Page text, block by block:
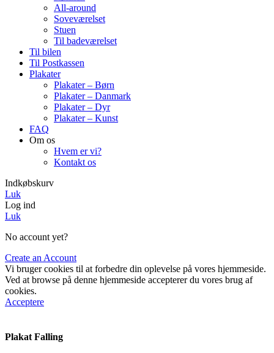
All-around
Soveværelset
Stuen
Til badeværelset
Til bilen
Til Postkassen
Plakater
Plakater – Børn
Plakater – Danmark
Plakater – Dyr
Plakater – Kunst
FAQ
Om os
Hvem er vi?
Kontakt os
Indkøbskurv
Luk
Log ind
Luk
No account yet?
Create an Account
Vi bruger cookies til at forbedre din oplevelse på vores hjemmeside.
Ved at browse på denne hjemmeside accepterer du vores brug af
cookies.
Acceptere
Plakat Falling